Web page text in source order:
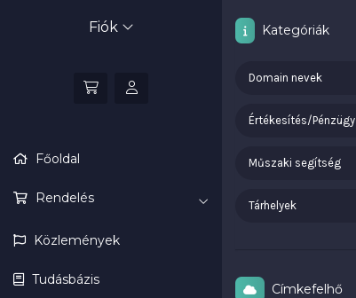
Fiók
Főoldal
Rendelés
Közlemények
Tudásbázis
Kategóriák
Domain nevek
Értékesítés/Pénzügy
Műszaki segítség
Tárhelyek
Címkefelhő